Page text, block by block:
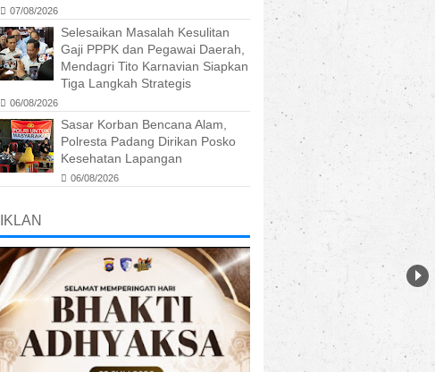
07/08/2026
Selesaikan Masalah Kesulitan
Gaji PPPK dan Pegawai Daerah,
Mendagri Tito Karnavian Siapkan
Tiga Langkah Strategis
06/08/2026
Sasar Korban Bencana Alam,
Polresta Padang Dirikan Posko
Kesehatan Lapangan
06/08/2026
IKLAN